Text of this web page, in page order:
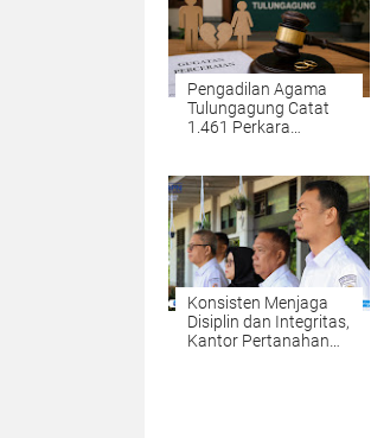
Pengadilan Agama
Tulungagung Catat
1.461 Perkara
Ekonomi dan Zina
Jadi Alasan
Konsisten Menjaga
Disiplin dan Integritas,
Kantor Pertanahan